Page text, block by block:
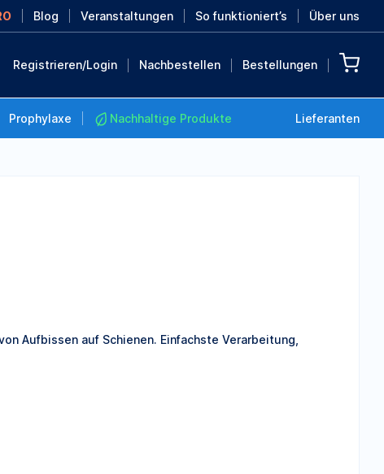
Blog Veranstaltungen So funktioniert’s Über uns
Registrieren/Login Nachbestellen Bestellungen
Prophylaxe Nachhaltige Produkte Lieferanten
Aufbissen auf Schienen. Einfachste Verarbeitung,